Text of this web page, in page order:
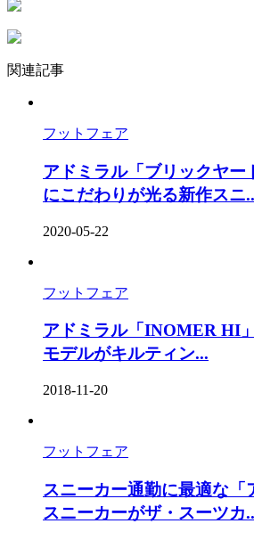
関連記事
フットフェア
アドミラル「ブリックヤー
にこだわりが光る新作スニ
2020-05-22
フットフェア
アドミラル「INOMER HI
モデルがキルティン...
2018-11-20
フットフェア
スニーカー通勤に最適な「
スニーカーがザ・スーツカ